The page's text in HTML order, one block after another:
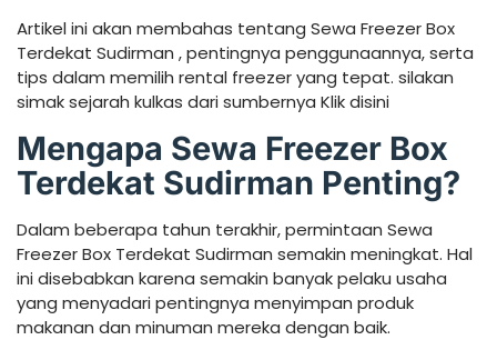
Artikel ini akan membahas tentang Sewa Freezer Box
Terdekat Sudirman , pentingnya penggunaannya, serta
tips dalam memilih rental freezer yang tepat. silakan
simak sejarah kulkas dari sumbernya Klik disini
Mengapa Sewa Freezer Box
Terdekat Sudirman Penting?
Dalam beberapa tahun terakhir, permintaan Sewa
Freezer Box Terdekat Sudirman semakin meningkat. Hal
ini disebabkan karena semakin banyak pelaku usaha
yang menyadari pentingnya menyimpan produk
makanan dan minuman mereka dengan baik.